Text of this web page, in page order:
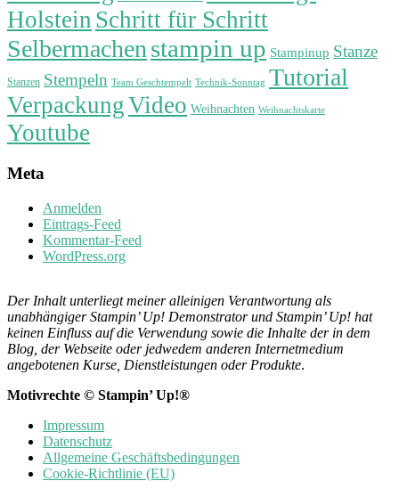
Holstein Schritt für Schritt
Selbermachen stampin up Stampinup Stanze
Stanzen Stempeln Team Geschtempelt Technik-Sonntag Tutorial
VerpackungVideo Weihnachten Weihnachtskarte
Youtube
Meta
Anmelden
Eintrags-Feed
Kommentar-Feed
WordPress.org
Der Inhalt unterliegt meiner alleinigen Verantwortung als
unabhängiger Stampin’ Up! Demonstrator und Stampin’ Up! hat
keinen Einfluss auf die Verwendung sowie die Inhalte der in dem
Blog, der Webseite oder jedwedem anderen Internetmedium
angebotenen Kurse, Dienstleistungen oder Produkte.
Motivrechte © Stampin’ Up!®
Impressum
Datenschutz
Allgemeine Geschäftsbedingungen
Cookie-Richtlinie (EU)